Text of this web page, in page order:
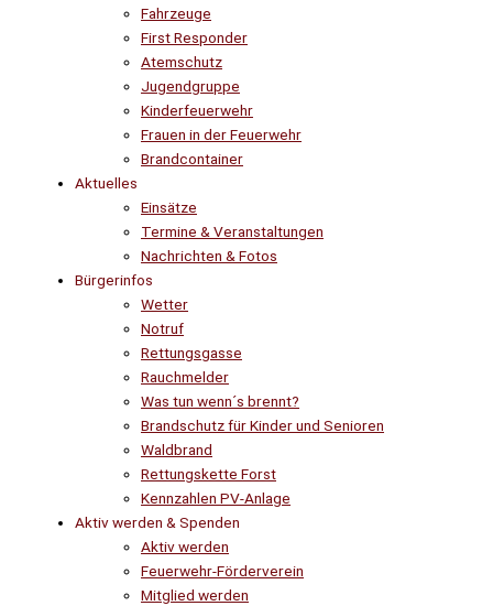
Fahrzeuge
First Responder
Atemschutz
Jugendgruppe
Kinderfeuerwehr
Frauen in der Feuerwehr
Brandcontainer
Aktuelles
Einsätze
Termine & Veranstaltungen
Nachrichten & Fotos
Bürgerinfos
Wetter
Notruf
Rettungsgasse
Rauchmelder
Was tun wenn´s brennt?
Brandschutz für Kinder und Senioren
Waldbrand
Rettungskette Forst
Kennzahlen PV-Anlage
Aktiv werden & Spenden
Aktiv werden
Feuerwehr-Förderverein
Mitglied werden